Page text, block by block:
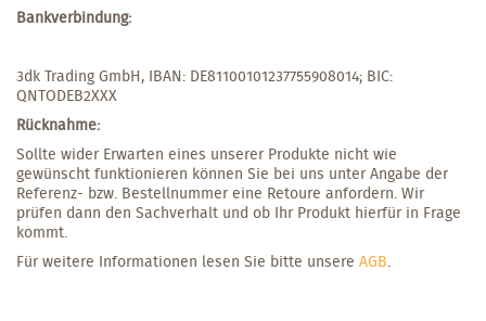
Bankverbindung:
3dk Trading GmbH, IBAN: DE81100101237755908014; BIC:
QNTODEB2XXX
Rücknahme:
Sollte wider Erwarten eines unserer Produkte nicht wie
gewünscht funktionieren können Sie bei uns unter Angabe der
Referenz- bzw. Bestellnummer eine Retoure anfordern. Wir
prüfen dann den Sachverhalt und ob Ihr Produkt hierfür in Frage
kommt.
Für weitere Informationen lesen Sie bitte unsere AGB.